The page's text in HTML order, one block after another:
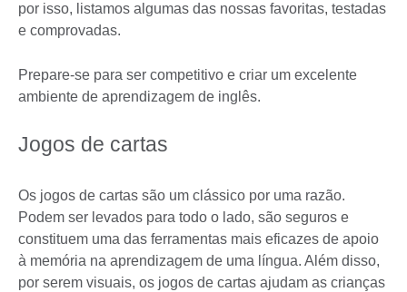
por isso, listamos algumas das nossas favoritas, testadas
e comprovadas.
Prepare-se para ser competitivo e criar um excelente
ambiente de aprendizagem de inglês.
Jogos de cartas
Os jogos de cartas são um clássico por uma razão.
Podem ser levados para todo o lado, são seguros e
constituem uma das ferramentas mais eficazes de apoio
à memória na aprendizagem de uma língua. Além disso,
por serem visuais, os jogos de cartas ajudam as crianças